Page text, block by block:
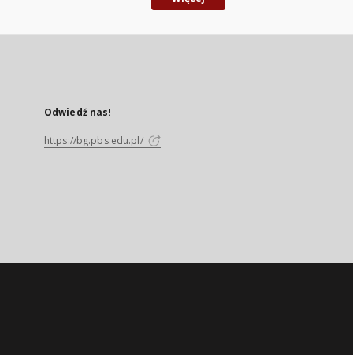
Odwiedź nas!
https://bg.pbs.edu.pl/